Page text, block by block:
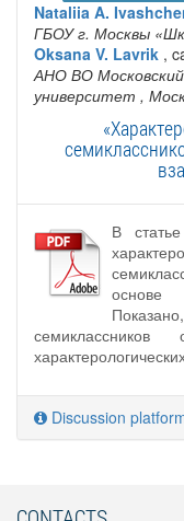
Nataliia A.
ГБОУ г. Москвы
Oksana V. Lavrik ,
АНО ВО
университет ,
В
основе
семиклассников
Discussion